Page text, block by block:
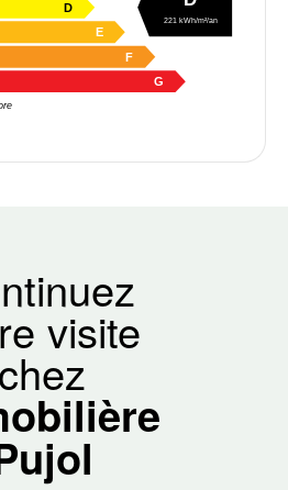
D
E
F
G
221 kWh/m²/an
visite
chez